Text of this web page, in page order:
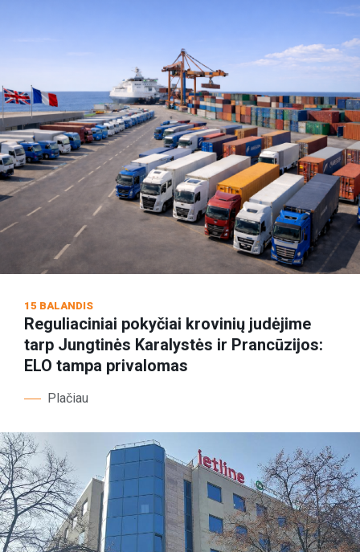
15 BALANDIS
Reguliaciniai pokyčiai krovinių judėjime
tarp Jungtinės Karalystės ir Prancūzijos:
ELO tampa privalomas
Plačiau